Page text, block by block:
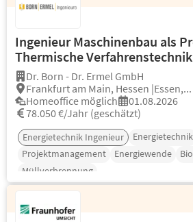
Ingenieur Maschinenbau als
Thermische
Dr. Born - Dr. Ermel GmbH
Frankfurt am Main, Hessen |Essen,...
Homeoffice möglich
01.08.2026
78.050 €/Jahr (geschätzt)
Energietechnik Ingenieur Energietechnik
Projektmanagement
Energiewende
Müllverbrennung